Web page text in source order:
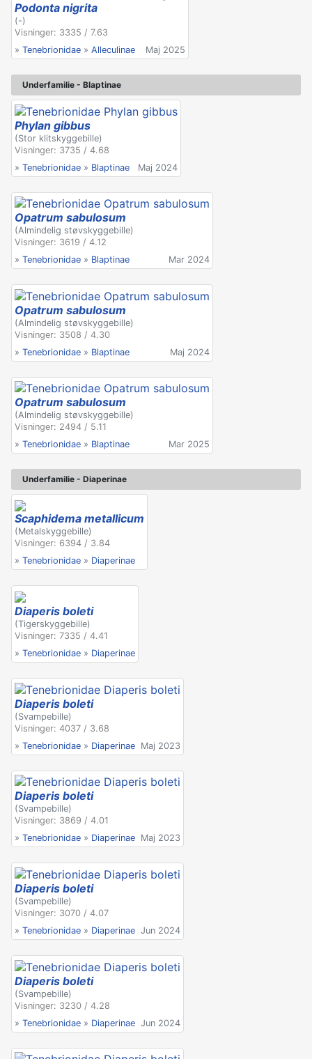
Podonta nigrita
(-)
Visninger: 3335 / 7.63
» Tenebrionidae » Alleculinae Maj 2025
Underfamilie - Blaptinae
Phylan gibbus
(Stor klitskyggebille)
Visninger: 3735 / 4.68
» Tenebrionidae » Blaptinae Maj 2024
Opatrum sabulosum
(Almindelig støvskyggebille)
Visninger: 3619 / 4.12
» Tenebrionidae » Blaptinae Mar 2024
Opatrum sabulosum
(Almindelig støvskyggebille)
Visninger: 3508 / 4.30
» Tenebrionidae » Blaptinae Maj 2024
Opatrum sabulosum
(Almindelig støvskyggebille)
Visninger: 2494 / 5.11
» Tenebrionidae » Blaptinae Mar 2025
Underfamilie - Diaperinae
Scaphidema metallicum
(Metalskyggebille)
Visninger: 6394 / 3.84
» Tenebrionidae » Diaperinae
Diaperis boleti
(Tigerskyggebille)
Visninger: 7335 / 4.41
» Tenebrionidae » Diaperinae
Diaperis boleti
(Svampebille)
Visninger: 4037 / 3.68
» Tenebrionidae » Diaperinae Maj 2023
Diaperis boleti
(Svampebille)
Visninger: 3869 / 4.01
» Tenebrionidae » Diaperinae Maj 2023
Diaperis boleti
(Svampebille)
Visninger: 3070 / 4.07
» Tenebrionidae » Diaperinae Jun 2024
Diaperis boleti
(Svampebille)
Visninger: 3230 / 4.28
» Tenebrionidae » Diaperinae Jun 2024